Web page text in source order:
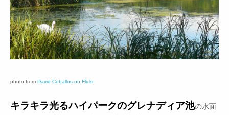
photo from David Ceballos on Flickr
キラキラ光るハイパークのグレナディア池の水面